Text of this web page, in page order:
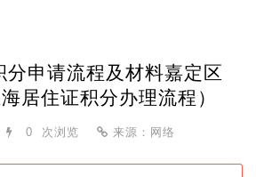
分申请流程及材料嘉定区
居住证积分办理流程）
0 次浏览 来源：网络